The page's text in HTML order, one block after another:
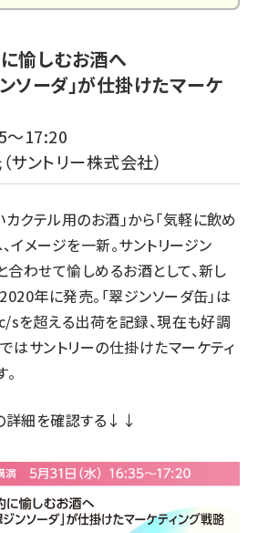
愉しむお酒へ
ソーダ」が仕掛けたマーケ
～17:20
サントリー株式会社）
クテル用のお酒」から「気軽に飲め
イメージを一新。サントリージン
合わせて愉しめるお酒として、新し
年に発売。「翠ジンソーダ缶」は
を超える出荷を記録、現在も好調
はサントリーの仕掛けたマーケティ
詳細を確認する↓↓